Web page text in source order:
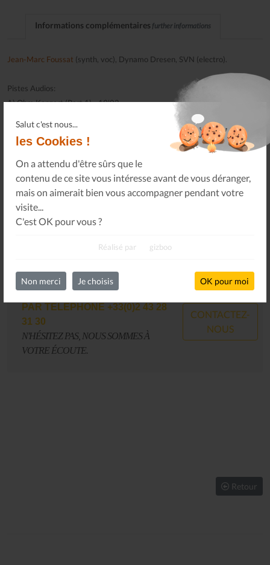
Salut c'est nous...
les Cookies !
On a attendu d'être sûrs que le
contenu de ce site vous intéresse avant de vous déranger,
mais on aimerait bien vous accompagner pendant votre
visite...
C'est OK pour vous ?
Réalisé par gizboo
Non merci Je choisis OK pour moi
Informations complémentaires further informations
Jean-Marc Foussat (synth, voc), Dynamo Dresen, SVN (electro).
Pistes Audios:
A) Ohm Konzert (Part 1) - 19'02
D) Mais On Y Songe / Aber Man Darüber Nachdenkt - 19'58
VOUS POUVEZ NOUS
CONTACTER,
PAR EMAIL
CONTACT@LESALLUMESDUJAZZ.COM
N'HÉSITEZ PAS, NOUS SOMMES À
VOTRE ÉCOUTE.
CONTACTEZ-
NOUS
Retour